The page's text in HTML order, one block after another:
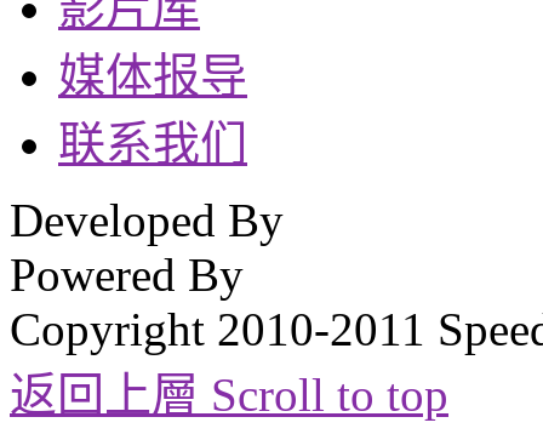
媒体报导
联系我们
Developed By
Powered By
Copyright 2010-2011
返回上層 Scroll to top